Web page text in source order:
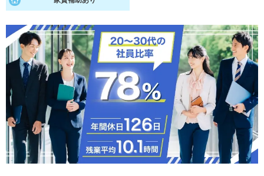
適職診断
あなたに合う仕事を診断！
就活チャンネル
動画で対策講座をチェック
就活ニュースペーパー
就活時事ニュースを更新
よくある質問
不明点があればこちら